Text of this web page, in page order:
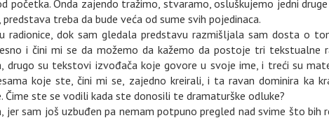
početka. Onda zajendo tražimo, stvaramo, osluškujemo jedni druge
treba da bude veća od sume svih pojedinaca.
radionice, dok sam gledala predstavu razmišljala sam dosta o
i čini mi se da možemo da kažemo da postoje tri tekstualne
drugo su tekstovi izvođača koje govore u svoje ime, i treći su
koje ste, čini mi se, zajedno kreirali, i ta ravan dominira ka
Čime ste se vodili kada ste donosili te dramaturške odluke?
jer sam još uzbuđen pa nemam potpuno pregled nad svime što bih